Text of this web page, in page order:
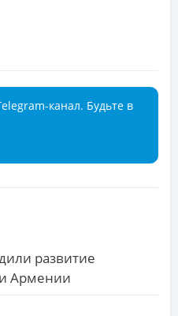
канал. Будьте в
развитие
Армении